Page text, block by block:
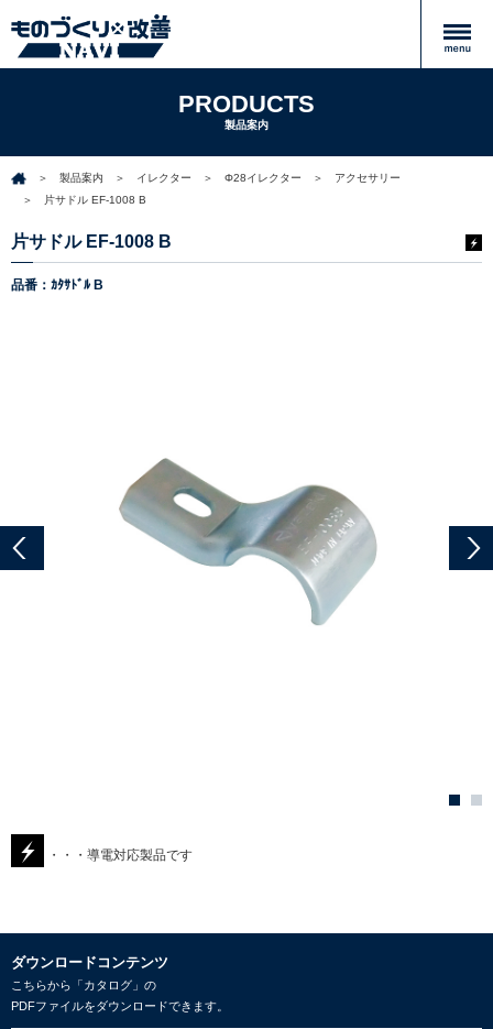
PRODUCTS
製品案内
製品案内 イレクター Φ28イレクター
アクセサリー
片サドル EF-1008 B
片サドル EF-1008 B
品番：ｶﾀｻﾄﾞﾙ B
・・・導電対応製品です
ダウンロードコンテンツ
こちらから「カタログ」の
PDFファイルをダウンロードできます。